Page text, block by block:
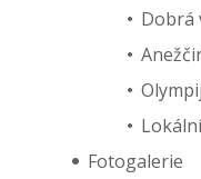
Dobrá
Fotogalerie